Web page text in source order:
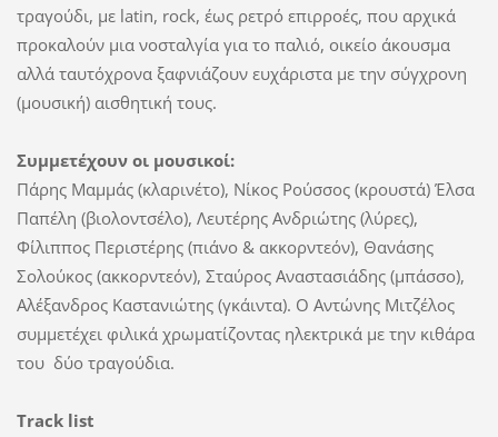
τραγούδι, με latin, rock, έως ρετρό επιρροές, που αρχικά
προκαλούν μια νοσταλγία για το παλιό, οικείο άκουσμα
αλλά ταυτόχρονα ξαφνιάζουν ευχάριστα με την σύγχρονη
(μουσική) αισθητική τους.
Συμμετέχουν οι μουσικοί:
Πάρης Μαμμάς (κλαρινέτο), Νίκος Ρούσσoς (κρουστά) Έλσα
Παπέλη (βιολοντσέλο), Λευτέρης Ανδριώτης (λύρες),
Φίλιππος Περιστέρης (πιάνο & ακκορντεόν), Θανάσης
Σολούκος (ακκορντεόν), Σταύρος Αναστασιάδης (μπάσσο),
Αλέξανδρος Καστανιώτης (γκάιντα). Ο Αντώνης Μιτζέλος
συμμετέχει φιλικά χρωματίζοντας ηλεκτρικά με την κιθάρα
του δύο τραγούδια.
Track list